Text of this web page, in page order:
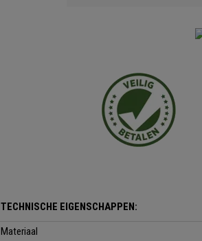
TECHNISCHE EIGENSCHAPPEN:
Materiaal